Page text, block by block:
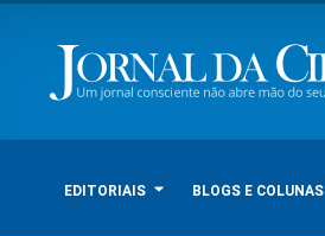
EDITORIAIS BLOGS E COLUNAS